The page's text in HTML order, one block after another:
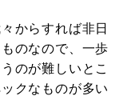
からすれば非日
のなので、一歩
のが難しいとこ
クなものが多い